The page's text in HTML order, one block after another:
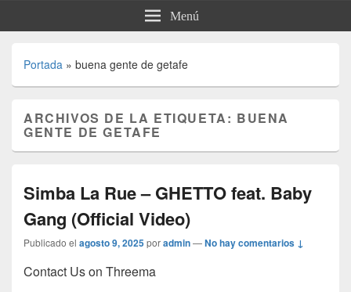
Menú
Portada » buena gente de getafe
ARCHIVOS DE LA ETIQUETA: BUENA
GENTE DE GETAFE
Simba La Rue – GHETTO feat. Baby
Gang (Official Video)
Publicado el agosto 9, 2025poradmin—No hay comentarios ↓
Contact Us on Threema